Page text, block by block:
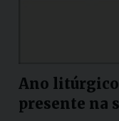
Ano
presente na